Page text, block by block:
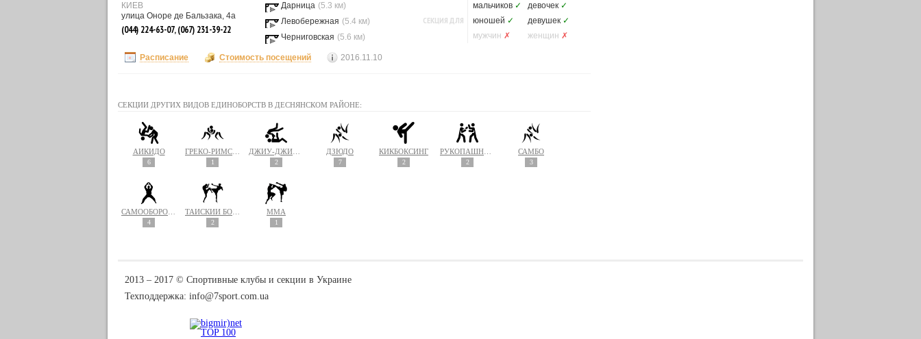
КИЕВ
улица Оноре де Бальзака, 4а
(044) 224-63-07, (067) 231-39-22
Дарница (5.3 км)
Левобережная (5.4 км)
Черниговская (5.6 км)
СЕКЦИЯ ДЛЯ
мальчиков ✓ девочек ✓
юношей ✓ девушек ✓
мужчин ✗ женщин ✗
Расписание Стоимость посещений 2016.11.10
СЕКЦИИ ДРУГИХ ВИДОВ ЕДИНОБОРСТВ В ДЕСНЯНСКОМ РАЙОНЕ:
АЙКИДО
6 1 2
ДЗЮДО
7
КИКБОКСИНГ
2 2
САМБО
3
4 2
MMA
1
2013 ‒ 2017 © Спортивные клубы и секции в Украине
Техподдержка: info@7sport.com.ua